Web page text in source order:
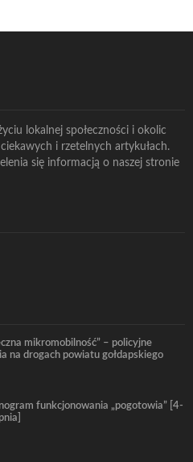
lokalnej społeczności i okolic
i rzetelnych artykułach.
się informacją o naszej stronie
mikromobilność” – policyjne
na drogach powiatu gołdapskiego
funkcjonowania „pogotowia” [4-